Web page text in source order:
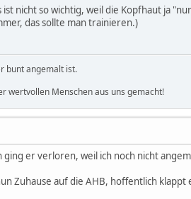
nicht so wichtig, weil die Kopfhaut ja
das sollte man trainieren.)
bunt angemalt ist.
wertvollen Menschen aus uns gemacht!
er verloren, weil ich noch nicht
Zuhause auf die AHB, hoffentlich klappt